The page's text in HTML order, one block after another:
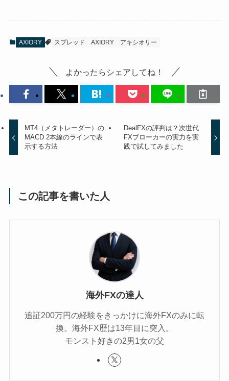
AXIORY スプレッド AXIORY アキシオリー
よかったらシェアしてね！
MT4（メタトレーダー）の
MACD 2本線のラインで表
示する方法
DealFXの評判は？次世代
FXブローカーの実力を実
践で試してみました
この記事を書いた人
海外FXの達人
追証200万円の経験をきっかけに海外FXのみに転
換。海外FX歴は13年目に突入。
モンスト好きの2男1女の父